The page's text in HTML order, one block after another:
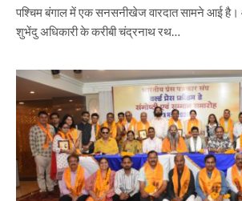
पश्चिम बंगाल में एक सनसनीखेज वारदात सामने आई है।
शुभेंदु अधिकारी के करीबी चंद्रनाथ रथ…